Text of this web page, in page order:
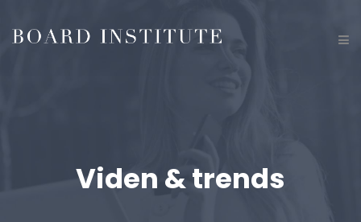
Viden & trends